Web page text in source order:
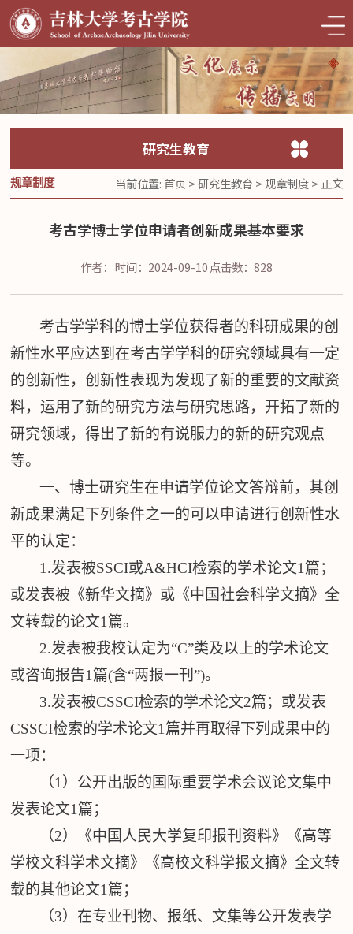
研究生教育
规章制度 当前位置: 首页>研究生教育>规章制度> 正文
考古学博士学位申请者创新成果基本要求
作者： 时间：2024-09-10点击数： 828
考古学学科的博士学位获得者的科研成果的创
新性水平应达到在考古学学科的研究领域具有一定
的创新性，创新性表现为发现了新的重要的文献资
料，运用了新的研究方法与研究思路，开拓了新的
研究领域，得出了新的有说服力的新的研究观点
等。
一、博士研究生在申请学位论文答辩前，其创
新成果满足下列条件之一的可以申请进行创新性水
平的认定：
1.发表被SSCI或A&HCI检索的学术论文1篇 ；
或发表被《新华文摘》或《中国社会科学文摘》全
文转载的论文1篇。
2.发表被我校认定为“C”类及以上的学术论文
或咨询报告1篇(含“两报一刊”)。
3.发表被CSSCI检索的学术论文2篇 ； 或发表
CSSCI检索的学术论文1篇并再取得下列成果中的
一项：
（1） 公开出版的国际重要学术会议论文集中
发表论文1篇 ；
（2）
《中国人民大学复印报刊资料》《高等
学校文科学术文摘》《高校文科学报文摘》全文转
载的其他论文1篇 ；
（3） 在专业刊物、报纸、文集等公开发表学